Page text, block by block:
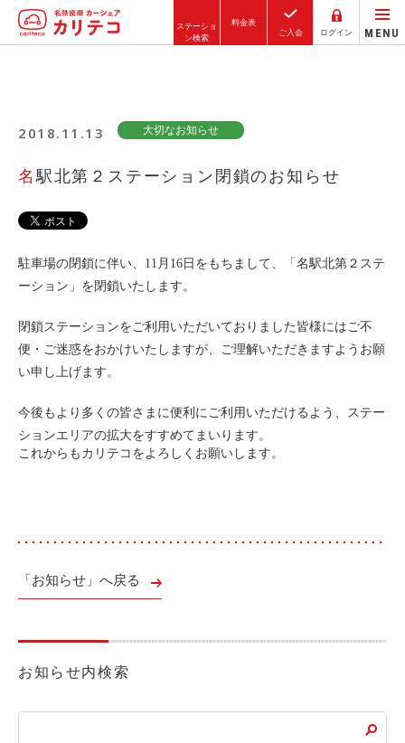
ステーショ
ン検索
料金表
ご入会
ログイン MENU
ステーション検索
金沢エリア
カーシェアリングとは
ご利用の流れ
ライド&カーシェア
モデルコース
BMW/MINI
シーン別車種のご案内
名鉄協商パーキング無料
2018.11.13 大切なお知らせ
名駅北第２ステーション閉鎖のお知らせ
駐車場の閉鎖に伴い、11月16日をもちまして、「名駅北第２ステ
ーション」を閉鎖いたします。
閉鎖ステーションをご利用いただいておりました皆様にはご不
便・ご迷惑をおかけいたしますが、ご理解いただきますようお願
い申し上げます。
今後もより多くの皆さまに便利にご利用いただけるよう、ステー
ションエリアの拡大をすすめてまいります。
これからもカリテコをよろしくお願いします。
「お知らせ」へ戻る
お知らせ内検索